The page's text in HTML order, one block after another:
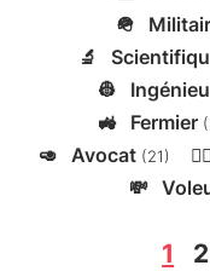
🪖
🔬
👷
🚜 Fermier
🥑 Avocat (21) 👨‍⚖️
💸
1 2